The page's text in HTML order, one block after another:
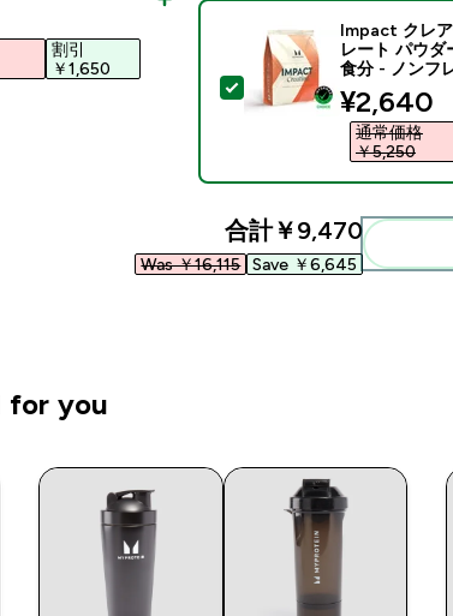
price
割引
￥1,650‎
この商品を選択 -
Impact クレ
レート パウ
食分 - ノンフ
¥2,640‎
通常価格
￥5,250‎
合計￥9,470‎
Was ￥16,115‎ Save ￥6,645‎
for you